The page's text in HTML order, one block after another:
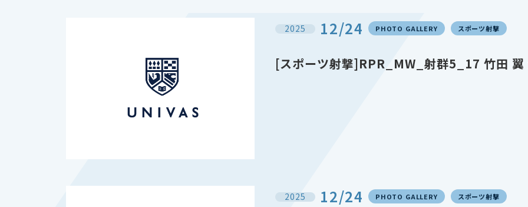
2025 12/24 PHOTO GALLERY スポーツ射撃
[スポーツ射撃]RPR_MW_射群5_17 竹田 翼
2025 12/24 PHOTO GALLERY スポーツ射撃